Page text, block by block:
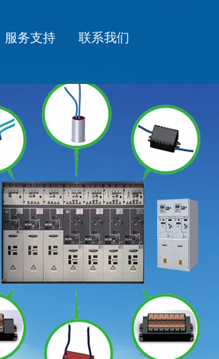
服务支持 联系我们